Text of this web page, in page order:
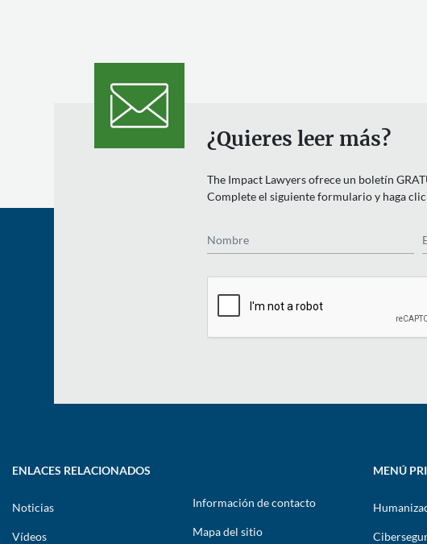
¿Quieres leer más?
The Impact Lawyers ofrece un boletín
Complete el siguiente formulario y haga
ENLACES RELACIONADOS
Noticias
Vídeos
Información de contacto
Mapa del sitio
MENÚ